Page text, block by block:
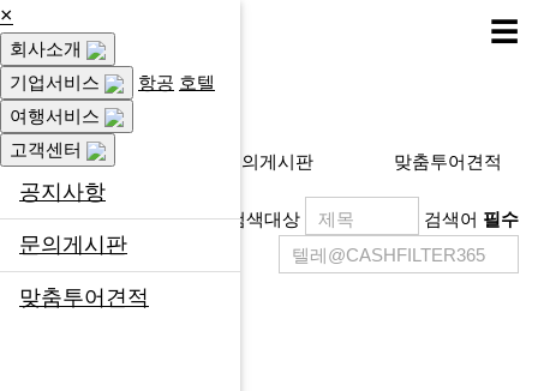
×
회사소개
기업서비스
항공 호텔
여행서비스
고객센터
공지사항
문의게시판
맞춤투어견적
☰
고객센터
공지사항 문의게시판 맞춤투어견적
검색대상 검색어 필수
제목
등록일